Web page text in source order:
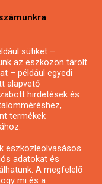
sütiket –
az eszközön tárolt
– például egyedi
alapvető
hirdetések és
termékek
eszközleolvasásos
adatokat és
A megfelelő
mi és a